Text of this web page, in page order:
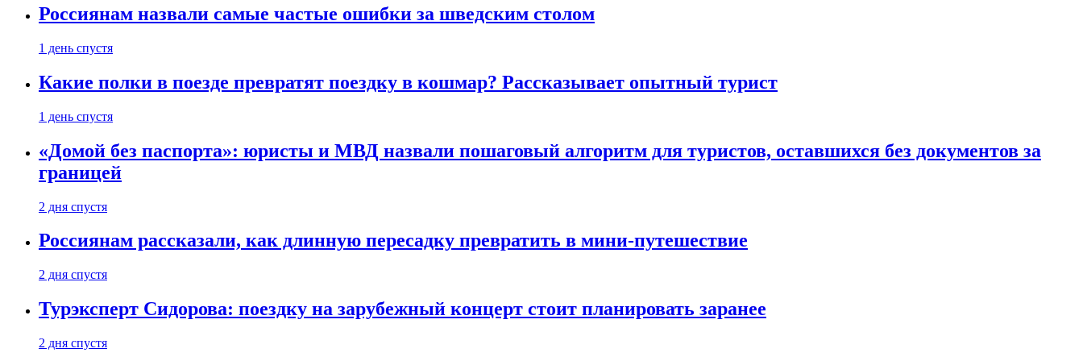
Россиянам назвали самые частые ошибки за шведским столом
1 день спустя
Какие полки в поезде превратят поездку в кошмар? Рассказывает опытный турист
1 день спустя
«Домой без паспорта»: юристы и МВД назвали пошаговый алгоритм для туристов, оставшихся без документов за
границей
2 дня спустя
Россиянам рассказали, как длинную пересадку превратить в мини-путешествие
2 дня спустя
Турэксперт Сидорова: поездку на зарубежный концерт стоит планировать заранее
2 дня спустя